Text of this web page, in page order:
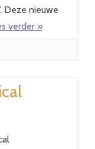
Deze nieuwe
verder »